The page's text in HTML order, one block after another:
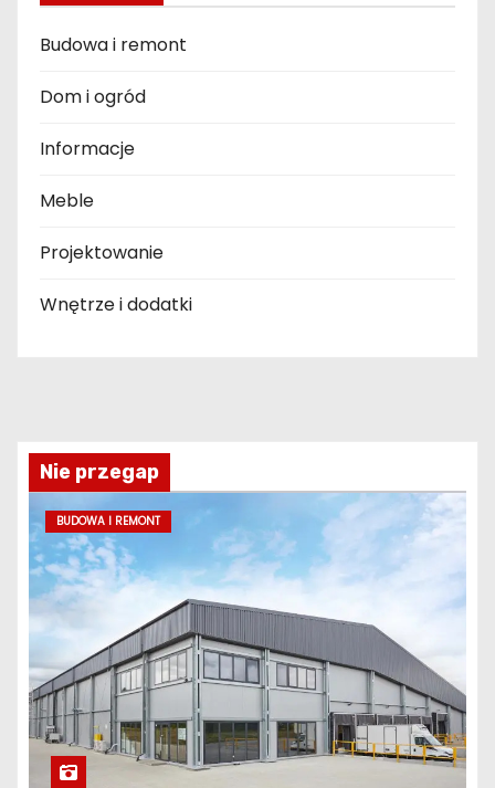
Budowa i remont
Dom i ogród
Informacje
Meble
Projektowanie
Wnętrze i dodatki
Nie przegap
BUDOWA I REMONT